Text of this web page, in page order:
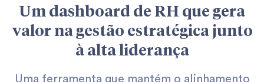
Um dashboard de RH que gera
valor na gestão estratégica junto
à alta liderança
Uma ferramenta que mantém o alinhamento